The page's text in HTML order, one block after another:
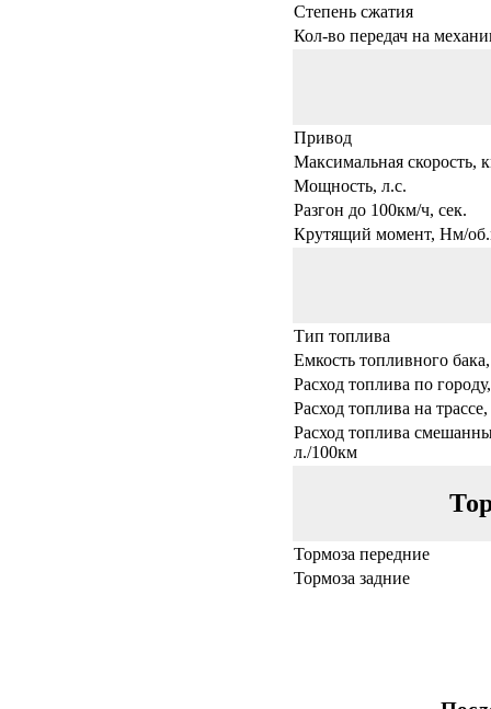
Степень сжатия
Кол-во передач на
Привод
Максимальная скорость,
Мощность, л.с.
Разгон до 100км/ч, сек.
Крутящий момент, Нм/
Тип топлива
Емкость топливного
Расход топлива по
Расход топлива на
Расход топлива
л./100км
Тормоза передние
Тормоза задние